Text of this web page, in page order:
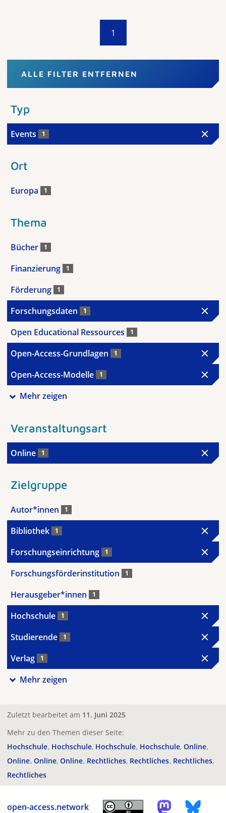
1
ALLE FILTER ENTFERNEN
Typ
Events 1
Ort
Europa 1
Thema
Bücher 1
Finanzierung 1
Förderung 1
Forschungsdaten 1
Open Educational Ressources 1
Open-Access-Grundlagen 1
Open-Access-Modelle 1
Mehr zeigen
Veranstaltungsart
Online 1
Zielgruppe
Autor*innen 1
Bibliothek 1
Forschungseinrichtung 1
Forschungsförderinstitution 1
Herausgeber*innen 1
Hochschule 1
Studierende 1
Verlag 1
Mehr zeigen
Zuletzt bearbeitet am 11. Juni 2025
Mehr zu den Themen dieser Seite:
Hochschule Hochschule Hochschule Hochschule Online
Online Online Online Rechtliches Rechtliches Rechtliches
Rechtliches
open-access.network